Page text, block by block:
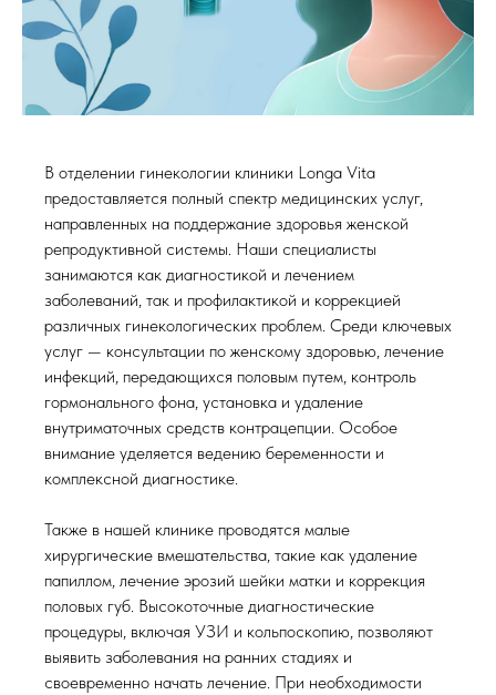
В отделении гинекологии клиники Longa Vita
предоставляется полный спектр медицинских услуг,
направленных на поддержание здоровья женской
репродуктивной системы. Наши специалисты
занимаются как диагностикой и лечением
заболеваний, так и профилактикой и коррекцией
различных гинекологических проблем. Среди ключевых
услуг — консультации по женскому здоровью, лечение
инфекций, передающихся половым путем, контроль
гормонального фона, установка и удаление
внутриматочных средств контрацепции. Особое
внимание уделяется ведению беременности и
комплексной диагностике.
Также в нашей клинике проводятся малые
хирургические вмешательства, такие как удаление
папиллом, лечение эрозий шейки матки и коррекция
половых губ. Высокоточные диагностические
процедуры, включая УЗИ и кольпоскопию, позволяют
выявить заболевания на ранних стадиях и
своевременно начать лечение. При необходимости